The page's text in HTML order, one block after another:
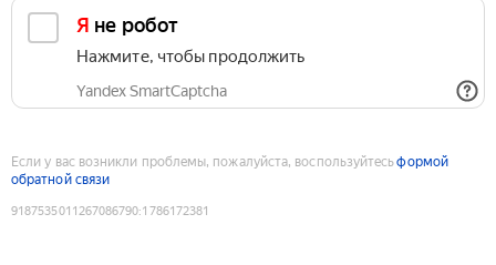
Я не робот
Нажмите, чтобы продолжить
Yandex SmartCaptcha
Если у вас возникли проблемы, пожалуйста, воспользуйтесьформой
обратной связи
9187535011267086790:1786172381